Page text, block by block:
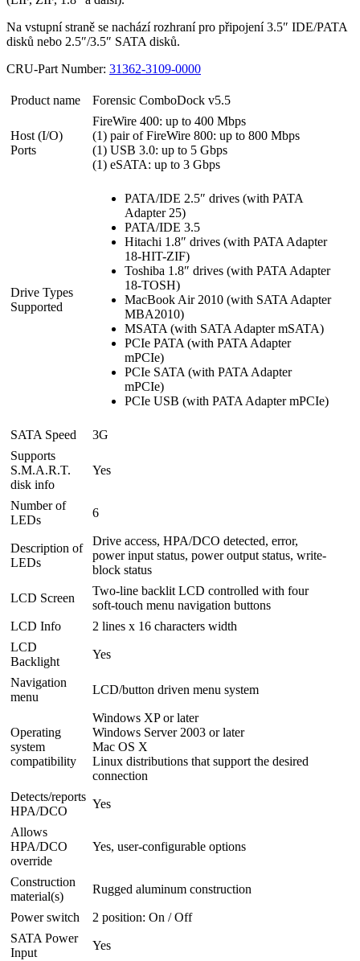
Na vstupní straně se nachází rozhraní pro připojení 3.5″ IDE/PATA
disků nebo 2.5″/3.5″ SATA disků.
CRU-Part Number: 31362-3109-0000
Product name Forensic ComboDock v5.5
Host (I/O)
Ports
FireWire 400: up to 400 Mbps
(1) pair of FireWire 800: up to 800 Mbps
(1) USB 3.0: up to 5 Gbps
(1) eSATA: up to 3 Gbps
Drive Types
Supported
PATA/IDE 2.5″ drives (with PATA
Adapter 25)
PATA/IDE 3.5
Hitachi 1.8″ drives (with PATA Adapter
18-HIT-ZIF)
Toshiba 1.8″ drives (with PATA Adapter
18-TOSH)
MacBook Air 2010 (with SATA Adapter
MBA2010)
MSATA (with SATA Adapter mSATA)
PCIe PATA (with PATA Adapter
mPCIe)
PCIe SATA (with PATA Adapter
mPCIe)
PCIe USB (with PATA Adapter mPCIe)
SATA Speed
3G
Supports
S.M.A.R.T.
disk info
Yes
Number of
LEDs
6
Description of
LEDs
Drive access, HPA/DCO detected, error,
power input status, power output status, write-
block status
LCD Screen
Two-line backlit LCD controlled with four
soft-touch menu navigation buttons
LCD Info
2 lines x 16 characters width
LCD
Backlight
Yes
Navigation
menu
LCD/button driven menu system
Operating
system
compatibility
Windows XP or later
Windows Server 2003 or later
Mac OS X
Linux distributions that support the desired
connection
Detects/reports
HPA/DCO
Yes
Allows
HPA/DCO
override
Yes, user-configurable options
Construction
material(s)
Rugged aluminum construction
Power switch
2 position: On / Off
SATA Power
Input
Yes